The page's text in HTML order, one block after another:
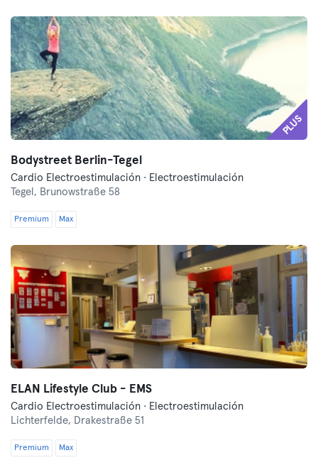
PLUS
Bodystreet Berlin-Tegel
Cardio Electroestimulación · Electroestimulación
Tegel, Brunowstraße 58
Premium Max
ELAN Lifestyle Club - EMS
Cardio Electroestimulación · Electroestimulación
Lichterfelde, Drakestraße 51
Premium Max